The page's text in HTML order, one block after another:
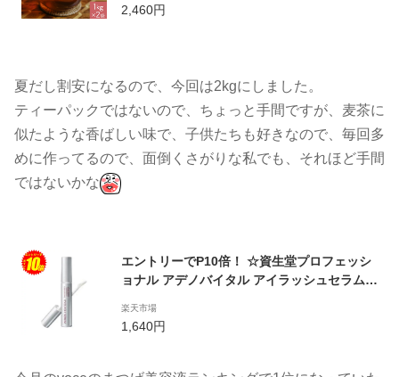
2,460円
夏だし割安になるので、今回は2kgにしました。
ティーパックではないので、ちょっと手間ですが、麦茶に
似たような香ばしい味で、子供たちも好きなので、毎回多
めに作ってるので、面倒くさがりな私でも、それほど手間
ではないかな
エントリーでP10倍！ ☆資生堂プロフェッシ
ョナル アデノバイタル アイラッシュセラム 6
イリング サロン専売品 コンディショナ
ー 美容室 インスタ映え まつ毛用美容液
楽天市場
1,640円